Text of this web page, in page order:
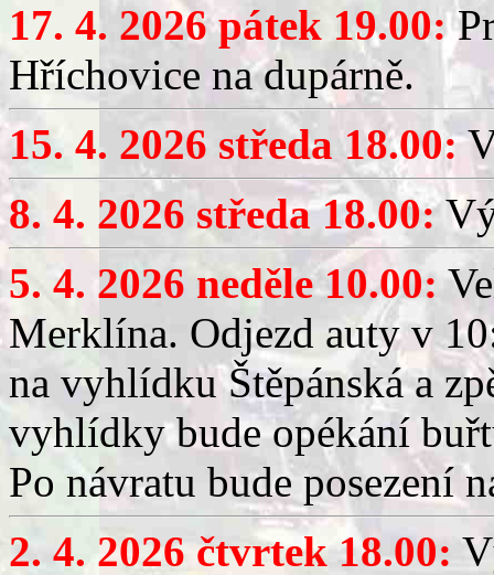
17. 4. 2026 pátek 19.00:
Hříchovice na dupárně.
15. 4. 2026 středa 18.00:
8. 4. 2026 středa 18.00:
5. 4. 2026 neděle 10.00:
Merklína. Odjezd auty v
na vyhlídku Štěpánská a
vyhlídky bude opékání
Po návratu bude posezení
2. 4. 2026 čtvrtek 18.00: